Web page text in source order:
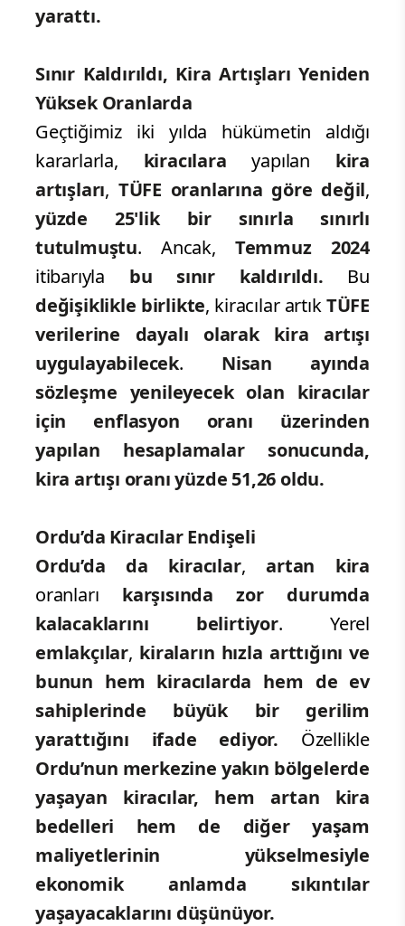
yarattı.
Sınır Kaldırıldı, Kira Artışları Yeniden
Yüksek Oranlarda
Geçtiğimiz iki yılda hükümetin aldığı
kararlarla, kiracılarayapılan kira
artışları, TÜFE oranlarına göre değil,
yüzde 25'lik bir sınırla sınırlı
tutulmuştu. Ancak, Temmuz 2024
itibarıyla bu sınır kaldırıldı. Bu
değişiklikle birlikte, kiracılar artıkTÜFE
verilerine dayalı olarak kira artışı
uygulayabilecek. Nisan ayında
sözleşme yenileyecek olan kiracılar
için enflasyon oranı üzerinden
yapılan hesaplamalar sonucunda,
kira artışı oranı yüzde 51,26 oldu.
Ordu’da Kiracılar Endişeli
Ordu’da da kiracılar,artan kira
oranları karşısında zor durumda
kalacaklarını belirtiyor. Yerel
emlakçılar, kiraların hızla arttığını ve
bunun hem kiracılarda hem de ev
sahiplerinde büyük bir gerilim
yarattığını ifade ediyor. Özellikle
Ordu’nun merkezine yakın bölgelerde
yaşayan kiracılar, hem artan kira
bedelleri hem de diğer yaşam
maliyetlerinin yükselmesiyle
ekonomik anlamda sıkıntılar
yaşayacaklarını düşünüyor.